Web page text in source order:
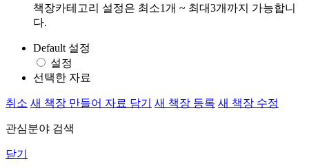
책장카테고리 설정은 최소1개 ~ 최대3개까지 가능합니
다.
Default 설정
설정
선택한 자료
취소 새 책장 만들어 자료 담기 새 책장 등록 새 책장 수정
관심분야 검색
닫기